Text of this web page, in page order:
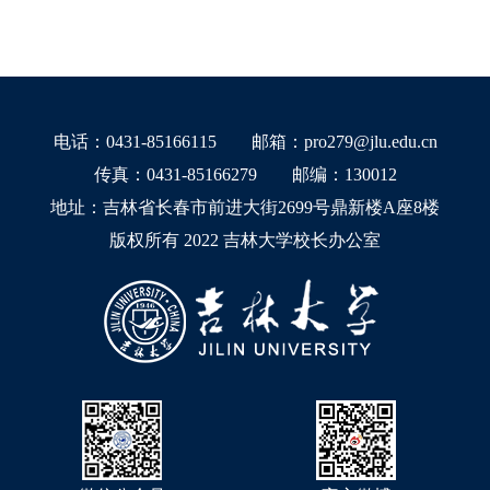
电话：0431-85166115 邮箱：pro279@jlu.edu.cn
传真：0431-85166279 邮编：130012
地址：吉林省长春市前进大街2699号鼎新楼A座8楼
版权所有 2022 吉林大学校长办公室